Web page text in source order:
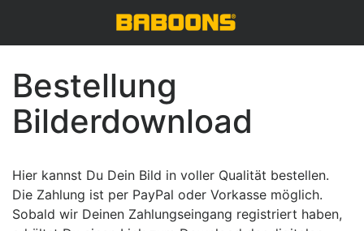
Bestellung
Bilderdownload
Hier kannst Du Dein Bild in voller Qualität bestellen.
Die Zahlung ist per PayPal oder Vorkasse möglich.
Sobald wir Deinen Zahlungseingang registriert haben,